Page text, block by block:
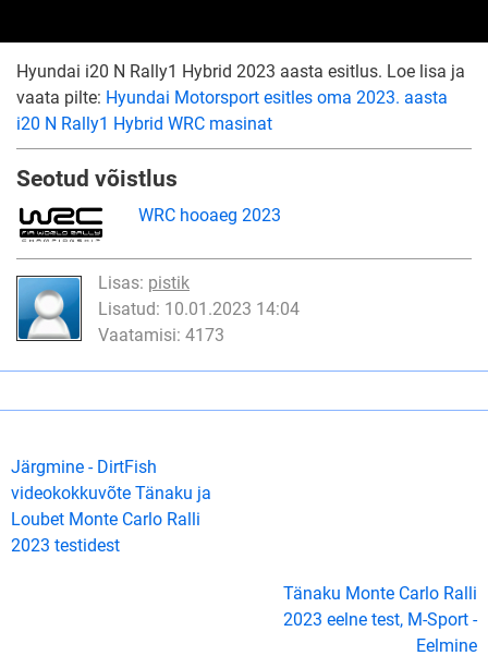
Hyundai i20 N Rally1 Hybrid 2023 aasta esitlus. Loe lisa ja
vaata pilte: Hyundai Motorsport esitles oma 2023. aasta
i20 N Rally1 Hybrid WRC masinat
Seotud võistlus
WRC hooaeg 2023
Lisas: pistik
Lisatud: 10.01.2023 14:04
Vaatamisi: 4173
Järgmine - DirtFish
videokokkuvõte Tänaku ja
Loubet Monte Carlo Ralli
2023 testidest
Tänaku Monte Carlo Ralli
2023 eelne test, M-Sport -
Eelmine